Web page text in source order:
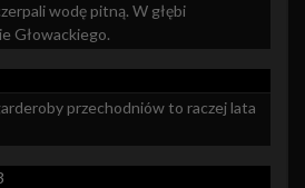
wodę pitną. W głębi
Głowackiego.
przechodniów to raczej lata